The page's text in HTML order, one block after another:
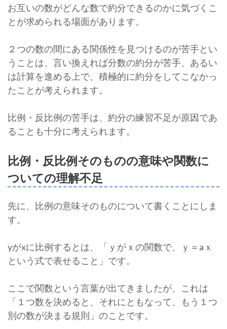
お互いの数がどんな数で約分できるのかに気づくこ
とが求められる場面があります。
２つの数の間にある関係性を見つけるのが苦手とい
うことは、言い換えれば分数の約分が苦手、あるい
は計算を進める上で、積極的に約分をしてこなかっ
たことが考えられます。
比例・反比例の苦手は、約分の練習不足が原因であ
ることも十分に考えられます。
比例・反比例そのものの意味や関数に
ついての理解不足
先に、比例の意味そのものについて書くことにしま
す。
yがxに比例するとは、「ｙがｘの関数で、ｙ＝aｘ
という式で表せること」です。
ここで関数という言葉が出てきましたが、これは
「１つ数を決めると、それにともなって、もう１つ
別の数が決まる規則」のことです。